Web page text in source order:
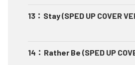
13 ： Stay (SPED UP COVER
14 ： Rather Be (SPED UP